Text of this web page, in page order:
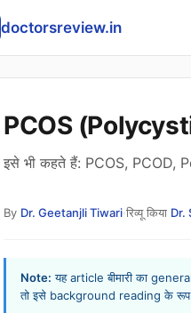
doctorsreview.in
PCOS
इसे भी कहते हैं: PCOS,
By Dr. Geetanjli Tiwari·रिव्यू किया Dr.
Note: यह article बीमारी का
तो इसे background reading के